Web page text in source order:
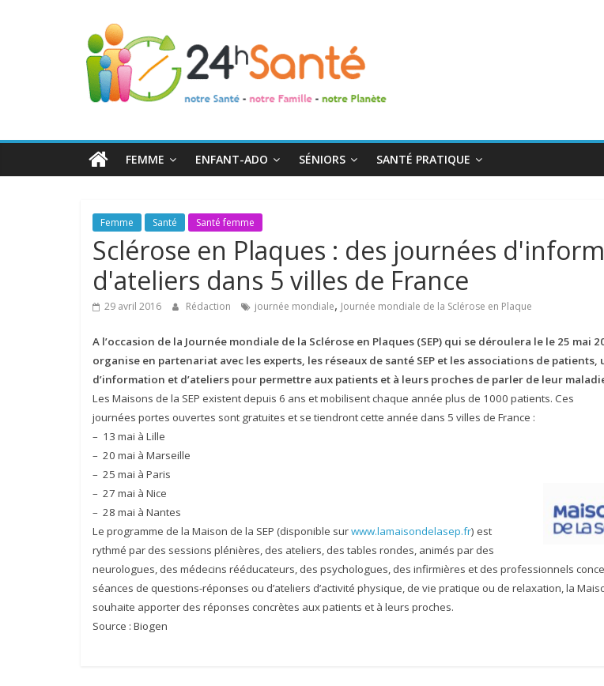
24h
Santé
toute
FEMME ENFANT-ADO SÉNIORS SANTÉ PRATIQUE
Femme Santé Santé femme
Sclérose en Plaques : des journées
d'ateliers dans 5 villes de France
29 avril 2016 Rédaction journée mondiale, Journée mondiale de la Sclérose en Plaque
A l’occasion de la Journée mondiale de la Sclérose en Plaques (SEP) qui se déroulera le le 25 mai
organise en partenariat avec les experts, les réseaux de santé SEP et les associations de
d’information et d’ateliers pour permettre aux patients et à leurs proches de parler de leur
Les Maisons de la SEP existent depuis 6 ans et mobilisent chaque année plus de 1000 patients. Ces
journées portes ouvertes sont gratuites et se tiendront cette année dans 5 villes de France :
– 13 mai à Lille
– 20 mai à Marseille
– 25 mai à Paris
– 27 mai à Nice
– 28 mai à Nantes
Le programme de la Maison de la SEP (disponible surwww.lamaisondelasep.fr) est
rythmé par des sessions plénières, des ateliers, des tables rondes, animés par des
neurologues, des médecins rééducateurs, des psychologues, des infirmières et des professionnels
séances de questions-­réponses ou d’ateliers d’activité physique, de vie pratique ou de relaxation, la
souhaite apporter des réponses concrètes aux patients et à leurs proches.
Source : Biogen